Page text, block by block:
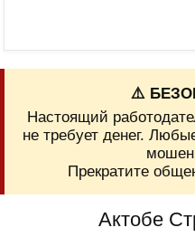
⚠️
Настоящий
не требует денег.
Прекратите
Актобе